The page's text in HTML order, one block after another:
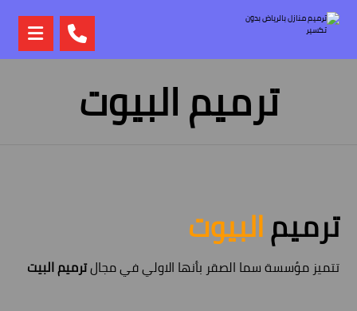
ترميم البيوت
ترميمالبيوت
تتميز مؤسسة سما الصقر بأنها الاولي في مجالترميم البيت